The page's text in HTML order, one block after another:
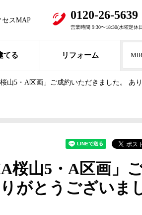
セスMAP 0120-26-5639
営業時間 9:30〜18:30(水曜定休
てる リフォーム
山5・A区画」ご成約いただきました。 あ
桜山5・A区画」
がとうございま